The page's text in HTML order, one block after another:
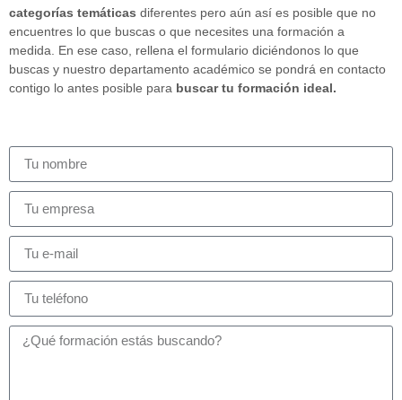
categorías temáticas diferentes pero aún así es posible que no
encuentres lo que buscas o que necesites una formación a
medida. En ese caso, rellena el formulario diciéndonos lo que
buscas y nuestro departamento académico se pondrá en contacto
contigo lo antes posible para buscar tu formación ideal.